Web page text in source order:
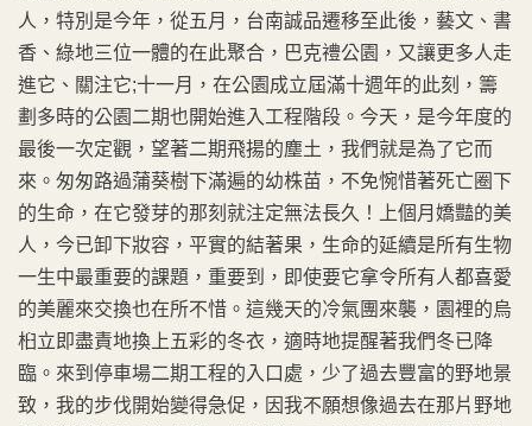
人，特別是今年，從五月，台南誠品遷移至此後，藝文、書
香、綠地三位一體的在此聚合，巴克禮公園，又讓更多人走
進它、關注它;十一月，在公園成立屆滿十週年的此刻，籌
劃多時的公園二期也開始進入工程階段。今天，是今年度的
最後一次定觀，望著二期飛揚的塵土，我們就是為了它而
來。匆匆路過蒲葵樹下滿遍的幼株苗，不免惋惜著死亡圈下
的生命，在它發芽的那刻就注定無法長久！上個月嬌豔的美
人，今已卸下妝容，平實的結著果，生命的延續是所有生物
一生中最重要的課題，重要到，即使要它拿令所有人都喜愛
的美麗來交換也在所不惜。這幾天的冷氣團來襲，園裡的烏
桕立即盡責地換上五彩的冬衣，適時地提醒著我們冬已降
臨。來到停車場二期工程的入口處，少了過去豐富的野地景
致，我的步伐開始變得急促，因我不願想像過去在那片野地